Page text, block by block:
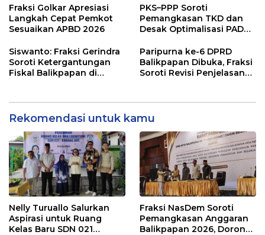
Pengawasan Belanja
Modal
Terukur sebagai
Penyangga IKN
Fraksi Golkar Apresiasi
Langkah Cepat Pemkot
Sesuaikan APBD 2026
PKS–PPP Soroti
Pemangkasan TKD dan
Desak Optimalisasi PAD
Balikpapan 2026
Siswanto: Fraksi Gerindra
Soroti Ketergantungan
Fiskal Balikpapan di
Paripurna ke-6 DPRD
Balikpapan Dibuka, Fraksi
Soroti Revisi Penjelasan
Rekomendasi untuk kamu
Nelly Turuallo Salurkan
Aspirasi untuk Ruang
Kelas Baru SDN 021
Fraksi NasDem Soroti
Pemangkasan Anggaran
Balikpapan 2026, Dorong